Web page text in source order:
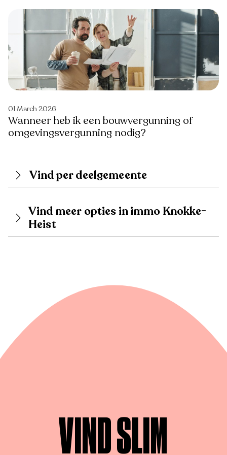
01 March 2026
Wanneer heb ik een bouwvergunning of
omgevingsvergunning nodig?
Vind per deelgemeente
Vind meer opties in immo Knokke-
Heist
VIND SLIM